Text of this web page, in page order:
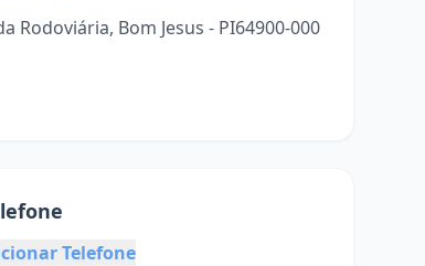
Rodoviária, Bom Jesus - PI64900-000
Telefone